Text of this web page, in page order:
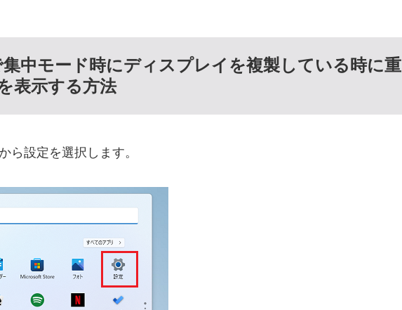
中モード時にディスプレイを複製している時に重
表示する方法
ら設定を選択します。